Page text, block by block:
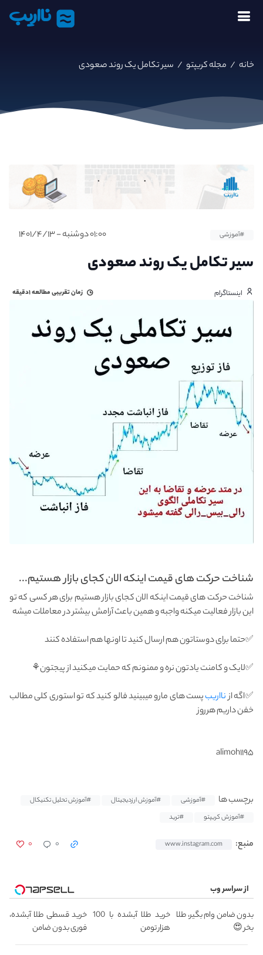
نااریب
خانه / مجله کریپتو / سیر تکامل یک روند صعودی
#آموزشی ۰۱:۰۰ دوشنبه - ۱۴۰۱/۴/۱۳
سیر تکامل یک روند صعودی
اینستاگرام زمان تقریبی مطالعه۱دقیقه
شناخت حرکت های قیمت اینکه الان کجای بازار هستیم...
شناخت حرکت های قیمت اینکه الان کجای بازار هستیم برای هر کسی که تو
این بازار فعالیت میکنه واجبه و همین باعث آرامش بیشتر در معاملات میشه
✅حتما برای دوستاتون هم ارسال کنید تا اونها هم استفاده کنند
✅لایک و کامنت یادتون نره و ممنونم که حمایت میکنید از پیجتون⚘
✅اگه ازنااریبپست های مارو میبینید فالو کنید که تو استوری کلی مطالب
خفن داریم هرروز
alimoh۱۱۹۵
برچسب ها #آموزشی #آموزش ارزدیجیتال
#آموزش تحلیل تکنیکال
#آموزش کریپتو
#ترید
منبع: www.instagram.com ۰ ۰
از سراسر وب
بدون ضامن وام بگیر، طلا
بخر 😍
خرید طلا آبشده با 100
هزار تومن
خرید قسطی طلا آبشده،
فوری بدون ضامن